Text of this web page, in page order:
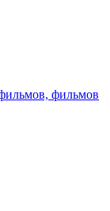
фильмов